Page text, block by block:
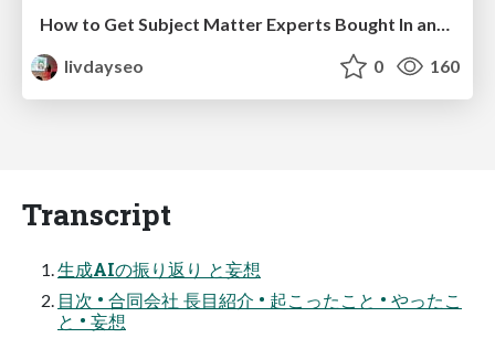
How to Get Subject Matter Experts Bought In and Actively Contributing to SEO & PR Initiatives.
livdayseo
0 160
Transcript
⽣成AIの振り返り と妄想
⽬次 • 合同会社 ⻑⽬紹介 • 起こったこと • やったこ
と • 妄想